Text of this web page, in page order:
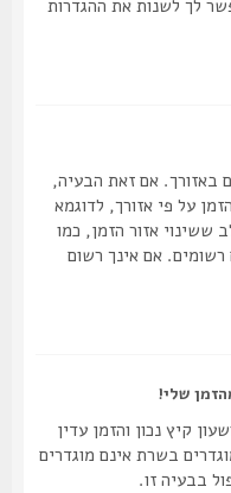
לשנות את ההגדרות
אם זאת הבעיה,
פי אזורך, לדוגמא
אזור הזמן, כמו
אם אינך רשום
שלי!
נכון והזמן עדין
בשרת אינם מוגדרים
זו.